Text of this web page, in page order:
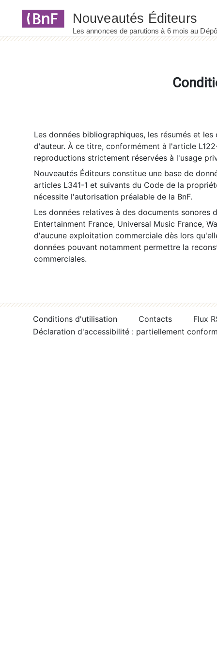
Les données bibliographiques, les résumés et
d'auteur. À ce titre, conformément à l'article
reproductions strictement réservées à l'usage
Nouveautés Éditeurs constitue une base de
articles L341-1 et suivants du Code de la
nécessite l'autorisation préalable de la BnF.
Les données relatives à des documents sonores
Entertainment France, Universal Music France,
d'aucune exploitation commerciale dès lors
données pouvant notamment permettre la
commerciales.
Conditions d'utilisation Contacts
Flux
Déclaration d'accessibilité : partiellement